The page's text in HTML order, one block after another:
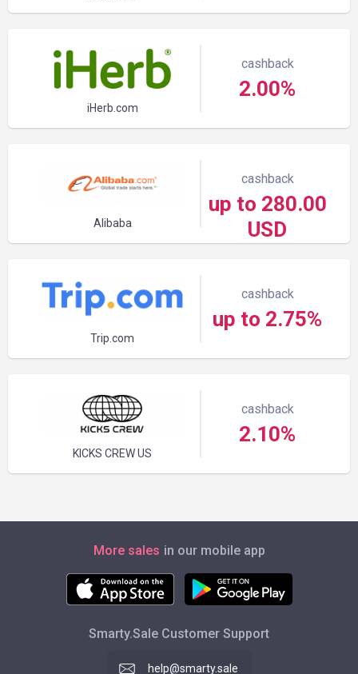
iHerb.com
cashback
2.00%
Alibaba
cashback
up to 280.00
USD
Trip.com
cashback
up to 2.75%
KICKS CREW US
cashback
2.10%
More sales in our mobile app
Smarty.Sale Customer Support
help@smarty.sale